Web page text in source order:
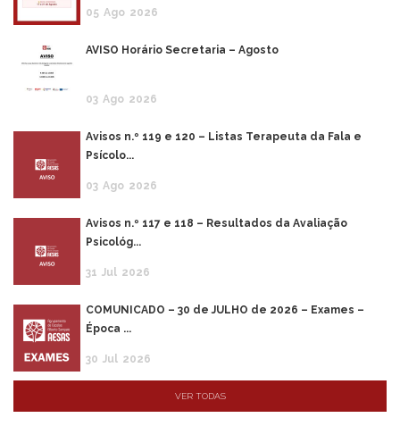
05 Ago 2026
AVISO Horário Secretaria – Agosto
03 Ago 2026
Avisos n.º 119 e 120 – Listas Terapeuta da Fala e
Psícolo...
03 Ago 2026
Avisos n.º 117 e 118 – Resultados da Avaliação
Psicológ...
31 Jul 2026
COMUNICADO – 30 de JULHO de 2026 – Exames –
Época ...
30 Jul 2026
VER TODAS